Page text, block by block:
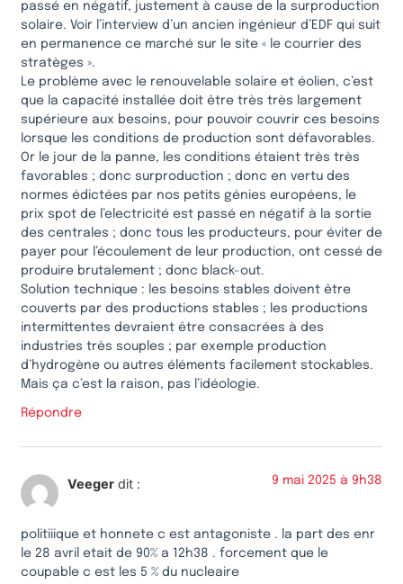
passé en négatif, justement à cause de la surproduction
solaire. Voir l’interview d’un ancien ingénieur d’EDF qui suit
en permanence ce marché sur le site « le courrier des
stratèges ».
Le problème avec le renouvelable solaire et éolien, c’est
que la capacité installée doit être très très largement
supérieure aux besoins, pour pouvoir couvrir ces besoins
lorsque les conditions de production sont défavorables.
Or le jour de la panne, les conditions étaient très très
favorables ; donc surproduction ; donc en vertu des
normes édictées par nos petits génies européens, le
prix spot de l’electricité est passé en négatif à la sortie
des centrales ; donc tous les producteurs, pour éviter de
payer pour l’écoulement de leur production, ont cessé de
produire brutalement ; donc black-out.
Solution technique : les besoins stables doivent être
couverts par des productions stables ; les productions
intermittentes devraient être consacrées à des
industries très souples ; par exemple production
d’hydrogène ou autres éléments facilement stockables.
Mais ça c’est la raison, pas l’idéologie.
Répondre
Veeger dit : 9 mai 2025 à 9h38
politiiique et honnete c est antagoniste . la part des enr
le 28 avril etait de 90% a 12h38 . forcement que le
coupable c est les 5 % du nucleaire